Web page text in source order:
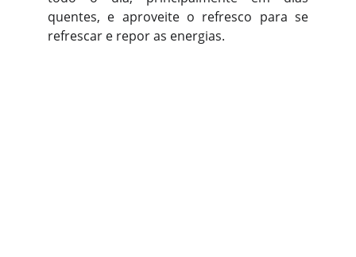
quentes, e aproveite o refresco para se
refrescar e repor as energias.